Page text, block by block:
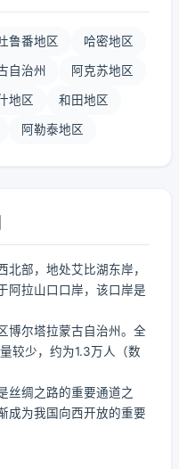
鲁番地区 哈密地区
自治州 阿克苏地区
地区 和田地区
阿勒泰地区
北部，地处艾比湖东岸，
阿拉山口口岸，该口岸是
博尔塔拉蒙古自治州。全
较少，约为1.3万人（数
丝绸之路的重要通道之
成为我国向西开放的重要